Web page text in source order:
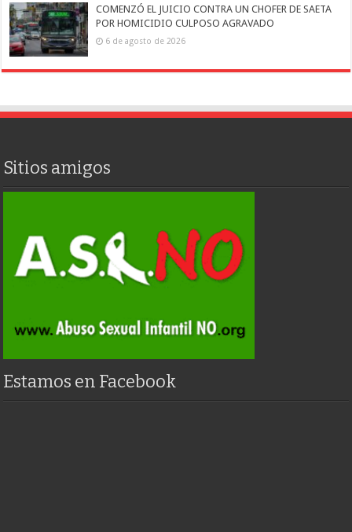
COMENZÓ EL JUICIO CONTRA UN CHOFER DE SAETA
POR HOMICIDIO CULPOSO AGRAVADO
6 de agosto de 2026
Sitios amigos
Estamos en Facebook